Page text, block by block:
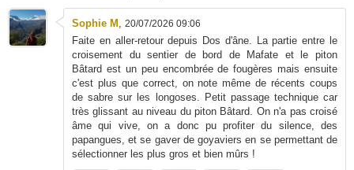
Sophie M , 20/07/2026 09:06
Faite en aller-retour depuis Dos d'âne. La partie entre le
croisement du sentier de bord de Mafate et le piton
Bâtard est un peu encombrée de fougères mais ensuite
c'est plus que correct, on note même de récents coups
de sabre sur les longoses. Petit passage technique car
très glissant au niveau du piton Bâtard. On n'a pas croisé
âme qui vive, on a donc pu profiter du silence, des
papangues, et se gaver de goyaviers en se permettant de
sélectionner les plus gros et bien mûrs !